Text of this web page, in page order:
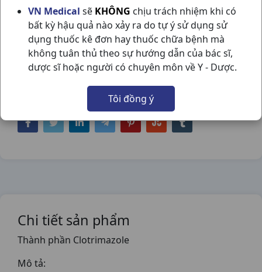
VN Medical sẽ KHÔNG chịu trách nhiệm khi có
bất kỳ hậu quả nào xảy ra do tự ý sử dụng sử
dụng thuốc kê đơn hay thuốc chữa bệnh mà
không tuân thủ theo sự hướng dẫn của bác sĩ,
dược sĩ hoặc người có chuyên môn về Y - Dược.
Tôi đồng ý
CANDID V6 (OV) H6V GLENMARK
NSX:Glenmark
Nhóm hàng:Nội Tiết Tố - Phụ Khoa - Nam
Khoa,
Chia sẻ qua mạng xã hội:
Chi tiết sản phẩm
Thành phần Clotrimazole
Mô tả: